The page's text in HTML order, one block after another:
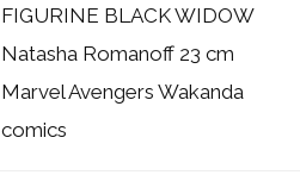
FIGURINE BLACK WIDOW
Natasha Romanoff 23 cm
Marvel Avengers Wakanda
comics